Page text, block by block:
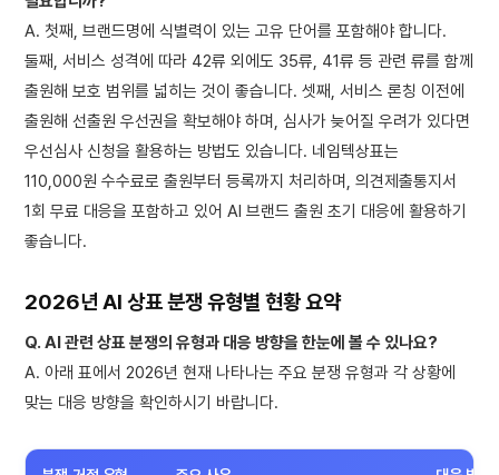
A. 첫째, 브랜드명에 식별력이 있는 고유 단어를 포함해야 합니다.
둘째, 서비스 성격에 따라 42류 외에도 35류, 41류 등 관련 류를 함께
출원해 보호 범위를 넓히는 것이 좋습니다. 셋째, 서비스 론칭 이전에
출원해 선출원 우선권을 확보해야 하며, 심사가 늦어질 우려가 있다면
우선심사 신청을 활용하는 방법도 있습니다. 네임텍상표는
110,000원 수수료로 출원부터 등록까지 처리하며, 의견제출통지서
1회 무료 대응을 포함하고 있어 AI 브랜드 출원 초기 대응에 활용하기
좋습니다.
2026년 AI 상표 분쟁 유형별 현황 요약
Q. AI 관련 상표 분쟁의 유형과 대응 방향을 한눈에 볼 수 있나요?
A. 아래 표에서 2026년 현재 나타나는 주요 분쟁 유형과 각 상황에
맞는 대응 방향을 확인하시기 바랍니다.